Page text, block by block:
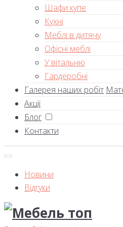
Шафи купе
Кухні
Меблі в дитячу
Офісні меблі
У вітальню
Гардеробні
Галерея наших робіт
Акції
Блог
Контакти
Новини
Відгуки